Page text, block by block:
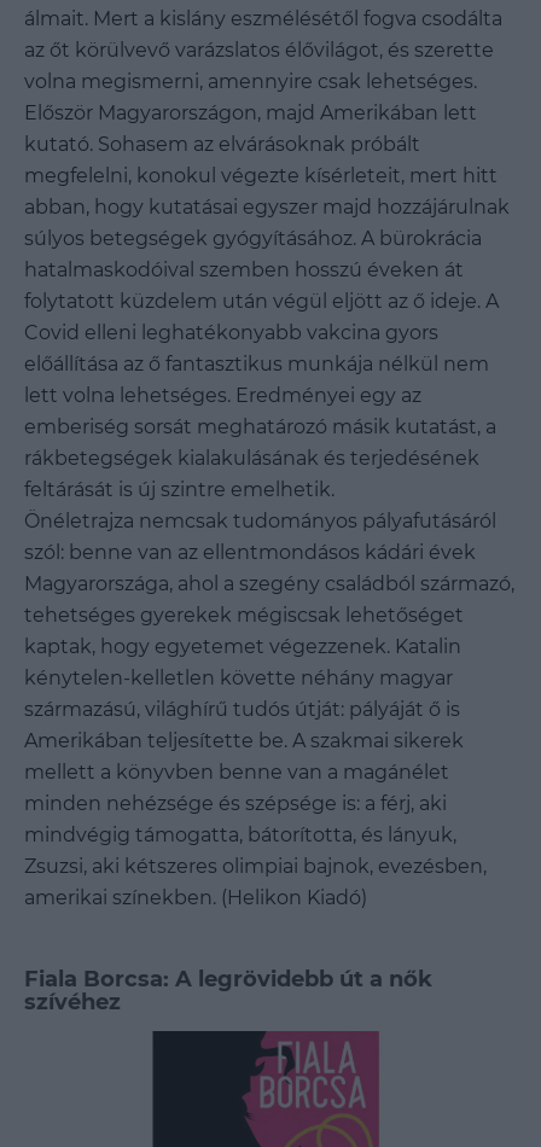
álmait. Mert a kislány eszmélésétől fogva csodálta
az őt körülvevő varázslatos élővilágot, és szerette
volna megismerni, amennyire csak lehetséges.
Először Magyarországon, majd Amerikában lett
kutató. Sohasem az elvárásoknak próbált
megfelelni, konokul végezte kísérleteit, mert hitt
abban, hogy kutatásai egyszer majd hozzájárulnak
súlyos betegségek gyógyításához. A bürokrácia
hatalmaskodóival szemben hosszú éveken át
folytatott küzdelem után végül eljött az ő ideje. A
Covid elleni leghatékonyabb vakcina gyors
előállítása az ő fantasztikus munkája nélkül nem
lett volna lehetséges. Eredményei egy az
emberiség sorsát meghatározó másik kutatást, a
rákbetegségek kialakulásának és terjedésének
feltárását is új szintre emelhetik.
Önéletrajza nemcsak tudományos pályafutásáról
szól: benne van az ellentmondásos kádári évek
Magyarországa, ahol a szegény családból származó,
tehetséges gyerekek mégiscsak lehetőséget
kaptak, hogy egyetemet végezzenek. Katalin
kénytelen-kelletlen követte néhány magyar
származású, világhírű tudós útját: pályáját ő is
Amerikában teljesítette be. A szakmai sikerek
mellett a könyvben benne van a magánélet
minden nehézsége és szépsége is: a férj, aki
mindvégig támogatta, bátorította, és lányuk,
Zsuzsi, aki kétszeres olimpiai bajnok, evezésben,
amerikai színekben. (Helikon Kiadó)
Fiala Borcsa: A legrövidebb út a nők
szívéhez